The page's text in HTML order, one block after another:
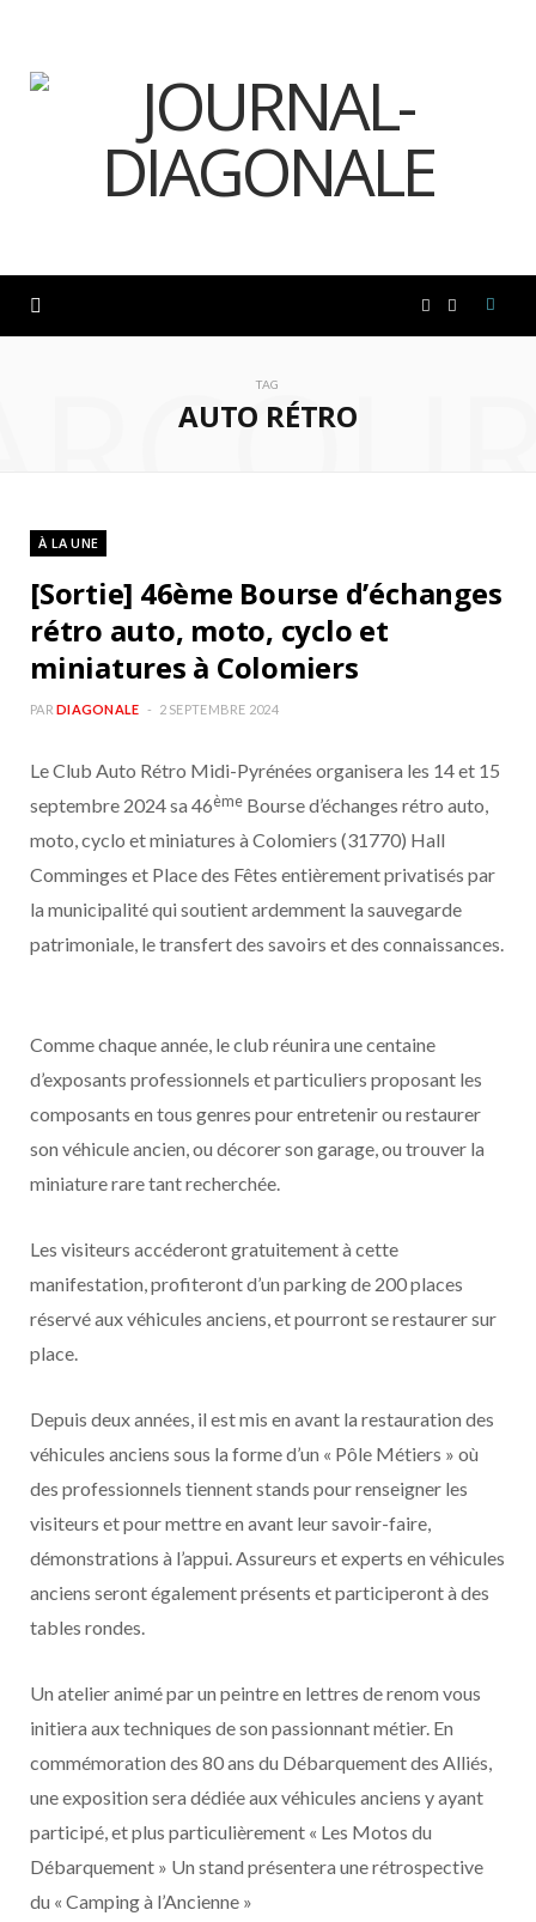
o g
TAG
AUTO RÉTRO
À LA UNE
[Sortie] 46ème Bourse d’échanges
rétro auto, moto, cyclo et
miniatures à Colomiers
PAR DIAGONALE 2 SEPTEMBRE 2024
Le Club Auto Rétro Midi-Pyrénées organisera les 14 et 15
septembre 2024 sa 46ème Bourse d’échanges rétro auto,
moto, cyclo et miniatures à Colomiers (31770) Hall
Comminges et Place des Fêtes entièrement privatisés par
la municipalité qui soutient ardemment la sauvegarde
patrimoniale, le transfert des savoirs et des connaissances.
Comme chaque année, le club réunira une centaine
d’exposants professionnels et particuliers proposant les
composants en tous genres pour entretenir ou restaurer
son véhicule ancien, ou décorer son garage, ou trouver la
miniature rare tant recherchée.
Les visiteurs accéderont gratuitement à cette
manifestation, profiteront d’un parking de 200 places
réservé aux véhicules anciens, et pourront se restaurer sur
place.
Depuis deux années, il est mis en avant la restauration des
véhicules anciens sous la forme d’un « Pôle Métiers » où
des professionnels tiennent stands pour renseigner les
visiteurs et pour mettre en avant leur savoir-faire,
démonstrations à l’appui. Assureurs et experts en véhicules
anciens seront également présents et participeront à des
tables rondes.
Un atelier animé par un peintre en lettres de renom vous
initiera aux techniques de son passionnant métier. En
commémoration des 80 ans du Débarquement des Alliés,
une exposition sera dédiée aux véhicules anciens y ayant
participé, et plus particulièrement « Les Motos du
Débarquement » Un stand présentera une rétrospective
du « Camping à l’Ancienne »